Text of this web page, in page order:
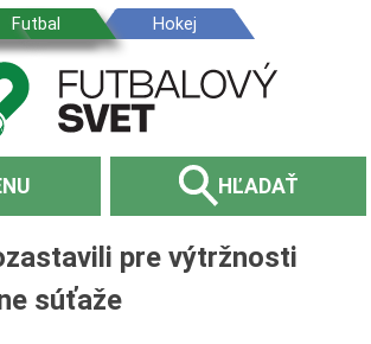
HĽADAŤ
pre výtržnosti
súťaže